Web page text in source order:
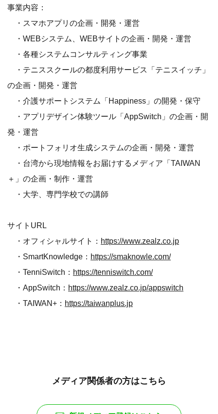
事業内容：
・スマホアプリの企画・開発・運営
・WEBシステム、WEBサイトの企画・開発・運営
・各種システムコンサルティング事業
・テニススクールの都度利用サービス「テニスイッチ」
の企画・開発・運営
・介護サポートシステム「Happiness」の開発・保守
・アプリデザイン体験ツール「AppSwitch」の企画・開
発・運営
・ポートフォリオ生成システムの企画・開発・運営
・台湾から現地情報をお届けするメディア「TAIWAN
＋」の企画・制作・運営
・大学、専門学校での講師
サイトURL
・オフィシャルサイト： https://www.zealz.co.jp
・SmartKnowledge： https://smaknowle.com/
・TenniSwitch： https://tenniswitch.com/
・AppSwitch： https://www.zealz.co.jp/appswitch
・TAIWAN+： https://taiwanplus.jp
メディア関係者の方はこちら